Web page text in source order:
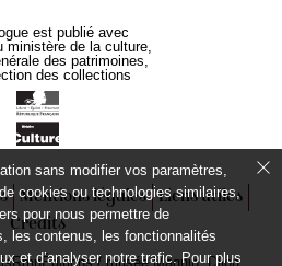
est publié avec
ministère de la culture,
des patrimoines,
des collections
Mentions légales
Liens utiles
Crédits
/ musée Magnin, Dijon.
sans modifier vos paramètres,
cookies ou technologies similaires,
pour nous permettre de
les contenus, les fonctionnalités
et d’analyser notre trafic. Pour plus